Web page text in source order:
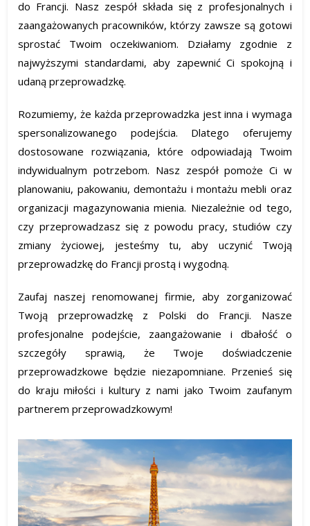
do Francji. Nasz zespół składa się z profesjonalnych i
zaangażowanych pracowników, którzy zawsze są gotowi
sprostać Twoim oczekiwaniom. Działamy zgodnie z
najwyższymi standardami, aby zapewnić Ci spokojną i
udaną przeprowadzkę.
Rozumiemy, że każda przeprowadzka jest inna i wymaga
spersonalizowanego podejścia. Dlatego oferujemy
dostosowane rozwiązania, które odpowiadają Twoim
indywidualnym potrzebom. Nasz zespół pomoże Ci w
planowaniu, pakowaniu, demontażu i montażu mebli oraz
organizacji magazynowania mienia. Niezależnie od tego,
czy przeprowadzasz się z powodu pracy, studiów czy
zmiany życiowej, jesteśmy tu, aby uczynić Twoją
przeprowadzkę do Francji prostą i wygodną.
Zaufaj naszej renomowanej firmie, aby zorganizować
Twoją przeprowadzkę z Polski do Francji. Nasze
profesjonalne podejście, zaangażowanie i dbałość o
szczegóły sprawią, że Twoje doświadczenie
przeprowadzkowe będzie niezapomniane. Przenieś się
do kraju miłości i kultury z nami jako Twoim zaufanym
partnerem przeprowadzkowym!